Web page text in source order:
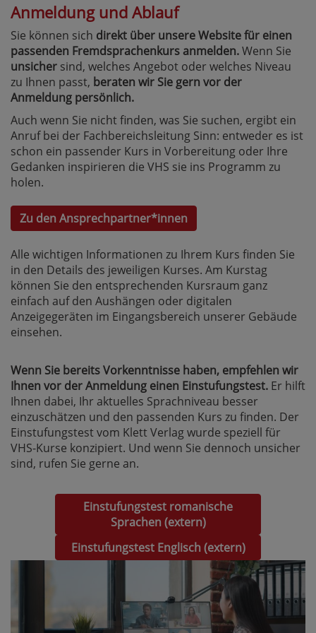
Anmeldung und Ablauf
Sie können sich direkt über unsere Website für einen
passenden Fremdsprachenkurs anmelden.Wenn Sie
unsicher sind, welches Angebot oder welches Niveau
zu Ihnen passt, beraten wir Sie gern vor der
Anmeldung persönlich.
Auch wenn Sie nicht finden, was Sie suchen, ergibt ein
Anruf bei der Fachbereichsleitung Sinn: entweder es ist
schon ein passender Kurs in Vorbereitung oder Ihre
Gedanken inspirieren die VHS sie ins Programm zu
holen.
Zu den Ansprechpartner*innen
Alle wichtigen Informationen zu Ihrem Kurs finden Sie
in den Details des jeweiligen Kurses. Am Kurstag
können Sie den entsprechenden Kursraum ganz
einfach auf den Aushängen oder digitalen
Anzeigegeräten im Eingangsbereich unserer Gebäude
einsehen.
Wenn Sie bereits Vorkenntnisse haben, empfehlen wir
Ihnen vor der Anmeldung einen Einstufungstest. Er hilft
Ihnen dabei, Ihr aktuelles Sprachniveau besser
einzuschätzen und den passenden Kurs zu finden. Der
Einstufungstest vom Klett Verlag wurde speziell für
VHS-Kurse konzipiert. Und wenn Sie dennoch unsicher
sind, rufen Sie gerne an.
Einstufungstest romanische
Sprachen (extern)
Einstufungstest Englisch (extern)